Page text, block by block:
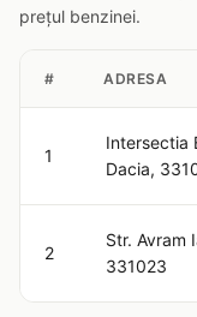
prețul benzinei.
# ADRESA
1
Intersectia
Dacia,
2
Str. Avram
331023